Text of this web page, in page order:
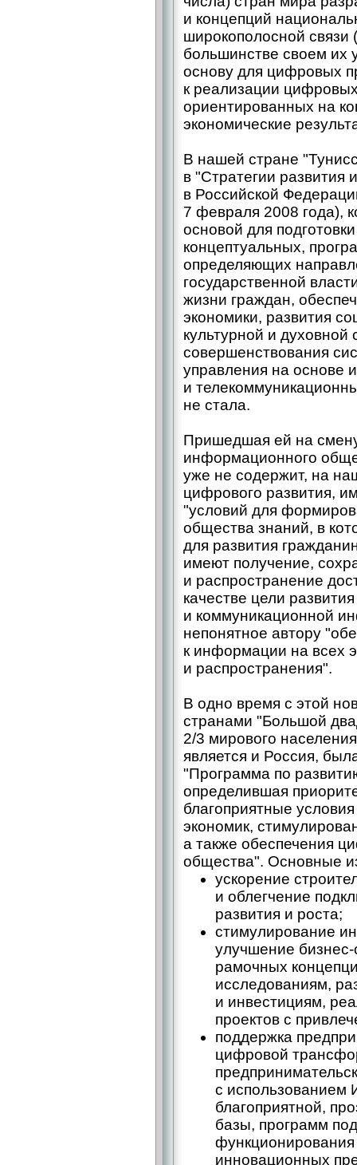
и концепций
широкополосной связи
большинстве своем их
основу для цифровых
к реализации
ориентированных на
экономические
В нашей стране
в "Стратегии
в Российской
7 февраля 2008 года),
основой для
концептуальных,
определяющих
государственной
жизни граждан,
экономики, развития
культурной и
совершенствования
управления на основе
и
не стала.
Пришедшая ей на
информационного
уже не содержит, на
цифрового развития,
"условий для
общества знаний, в
для развития
имеют получение,
и распространение
качестве цели
и коммуникационной
непонятное автору
к информации на всех
и распространения".
В одно время с этой
странами "Большой
2/3 мирового
является и Россия,
"Программа по
определившая
благоприятные
экономик,
а также обеспечения
общества". Основные
ускорение
и облегчение
развития и роста;
стимулирование
улучшение
рамочных
исследованиям,
и инвестициям,
проектов с
поддержка
цифровой
с использованием
благоприятной,
базы, программ
функционирования
инновационных